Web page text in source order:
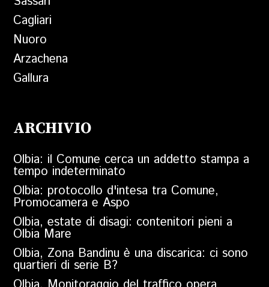
Cagliari
Nuoro
Arzachena
Gallura
ARCHIVIO
Olbia: il Comune cerca un addetto stampa a
tempo indeterminato
Olbia: protocollo d'intesa tra Comune,
Promocamera e Aspo
Olbia, estate di disagi: contenitori pieni a
Olbia Mare
Olbia, Zona Bandinu è una discarica: ci sono
quartieri di serie B?